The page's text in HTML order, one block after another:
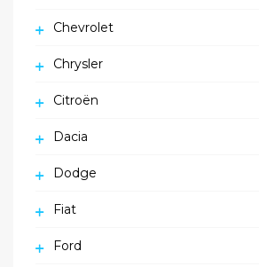
Chevrolet
Chrysler
Citroën
Dacia
Dodge
Fiat
Ford